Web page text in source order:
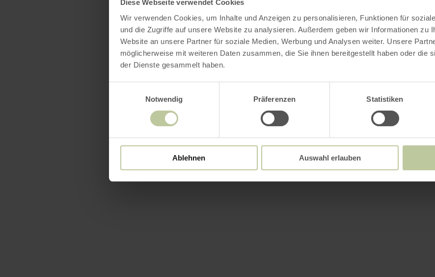
Diese Webseite verwendet Cookies
Wir verwenden Cookies, um Inhalte und Anzeigen zu personalisieren, Funktionen für
und die Zugriffe auf unsere Website zu analysieren. Außerdem geben wir Informationen zu
Website an unsere Partner für soziale Medien, Werbung und Analysen weiter. Unsere
möglicherweise mit weiteren Daten zusammen, die Sie ihnen bereitgestellt haben oder die
der Dienste gesammelt haben.
Notwendig
Präferenzen Statistiken
Ablehnen Auswahl erlauben